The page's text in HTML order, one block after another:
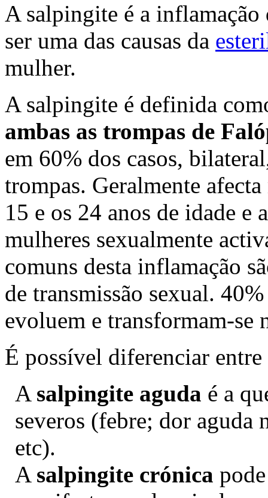
A salpingite é a inflamação
ser uma das causas da
mulher.
A salpingite é definida
ambas as trompas de
em 60% dos casos,
trompas. Geralmente
15 e os 24 anos de idade e
mulheres sexualmente
comuns desta inflamação
de transmissão sexual.
evoluem e transformam-se
É possível diferenciar
A salpingite aguda é a
severos (febre; dor aguda
etc).
A salpingite crónica